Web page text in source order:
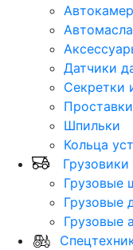
Датчики
Секретки
Проставки
Шпильки
Кольца
Грузовики
Грузовые
Грузовые
Грузовые